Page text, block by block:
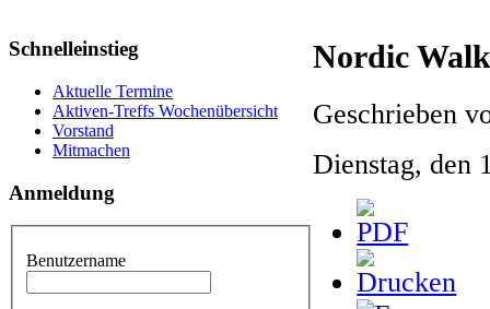
Nordic
Geschrieben
Dienstag, den
Schnelleinstieg
Aktuelle Termine
Aktiven-Treffs Wochenübersicht
Vorstand
Mitmachen
Anmeldung
Benutzername